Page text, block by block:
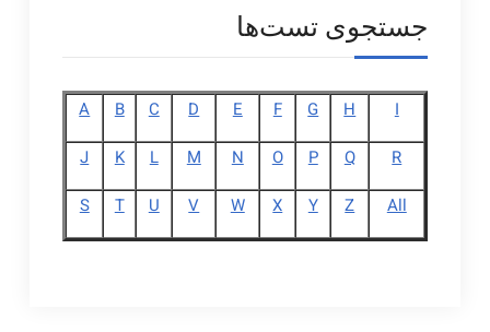
جستجوی تست‌ها
I
H
G
F
E
D
C
B
A
R
Q
P
O
N
M
L
K
J
All
Z
Y
X
W
V
U
T
S